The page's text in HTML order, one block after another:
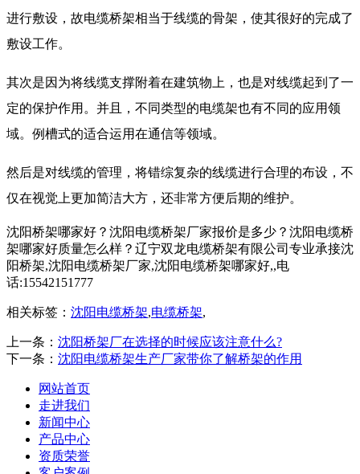
进行敷设，故电缆桥架相当于线缆的骨架，使其很好的完成了
敷设工作。
其次是因为将线缆支撑附着在建筑物上，也是对线缆起到了一
定的保护作用。并且，不同类型的电缆架也有不同的应用领
域。例槽式的适合运用在通信等领域。
然后是对线缆的管理，将错综复杂的线缆进行合理的布设，不
仅在视觉上更加简洁大方，还非常方便后期的维护。
沈阳桥架哪家好？沈阳电缆桥架厂家报价是多少？沈阳电缆桥
架哪家好质量怎么样？辽宁双龙电缆桥架有限公司专业承接沈
阳桥架,沈阳电缆桥架厂家,沈阳电缆桥架哪家好,,电
话:15542151777
相关标签： 沈阳电缆桥架,电缆桥架,
上一条： 沈阳桥架厂在选择的时候应该注意什么?
下一条： 沈阳电缆桥架生产厂家带你了解桥架的作用
网站首页
走进我们
新闻中心
产品中心
资质荣誉